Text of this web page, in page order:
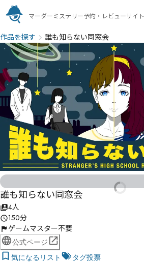
マーダーミステリー予約・レビューサイト
作品を探す 誰も知らない同窓会
誰も知らない同窓会
4人
150分
ゲームマスター不要
公式ページ
気になるリスト
タグ投票